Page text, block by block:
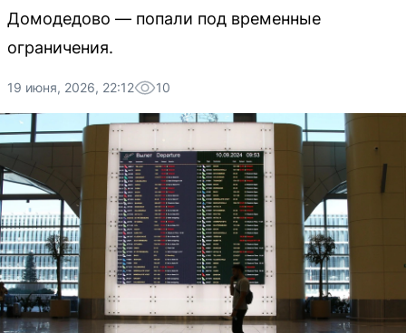
Домодедово — попали под временные
ограничения.
19 июня, 2026, 22:12 10